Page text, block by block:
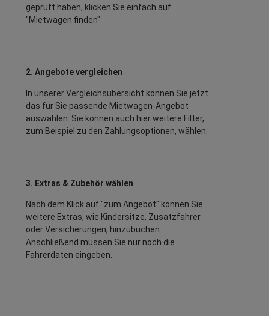
geprüft haben, klicken Sie einfach auf
"Mietwagen finden".
2. Angebote vergleichen
In unserer Vergleichsübersicht können Sie jetzt
das für Sie passende Mietwagen-Angebot
auswählen. Sie können auch hier weitere Filter,
zum Beispiel zu den Zahlungsoptionen, wählen.
3. Extras & Zubehör wählen
Nach dem Klick auf "zum Angebot" können Sie
weitere Extras, wie Kindersitze, Zusatzfahrer
oder Versicherungen, hinzubuchen.
Anschließend müssen Sie nur noch die
Fahrerdaten eingeben.